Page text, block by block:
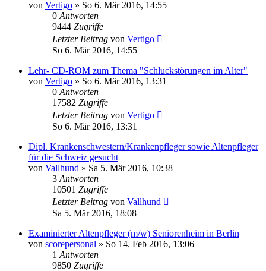
von Vertigo » So 6. Mär 2016, 14:55
0 Antworten
9444 Zugriffe
Letzter Beitrag von Vertigo
So 6. Mär 2016, 14:55
Lehr- CD-ROM zum Thema "Schluckstörungen im Alter"
von Vertigo » So 6. Mär 2016, 13:31
0 Antworten
17582 Zugriffe
Letzter Beitrag von Vertigo
So 6. Mär 2016, 13:31
Dipl. Krankenschwestern/Krankenpfleger sowie Altenpfleger
für die Schweiz gesucht
von Vallhund » Sa 5. Mär 2016, 10:38
3 Antworten
10501 Zugriffe
Letzter Beitrag von Vallhund
Sa 5. Mär 2016, 18:08
Examinierter Altenpfleger (m/w) Seniorenheim in Berlin
von scorepersonal » So 14. Feb 2016, 13:06
1 Antworten
9850 Zugriffe